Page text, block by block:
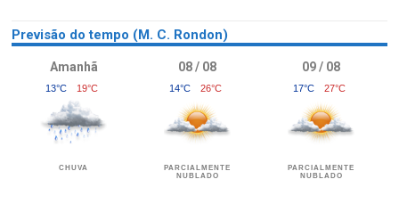
Previsão do tempo (M. C. Rondon)
Amanhã
13°C 19°C
CHUVA
08 / 08
14°C 26°C
PARCIALMENTE
NUBLADO
09 / 08
17°C 27°C
PARCIALMENTE
NUBLADO